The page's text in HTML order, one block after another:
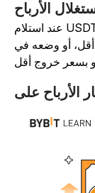
الأرباح
عند استلام USDT كعائد، يكون لدى المستخدمين خياران: إعادة
أو وضعه في